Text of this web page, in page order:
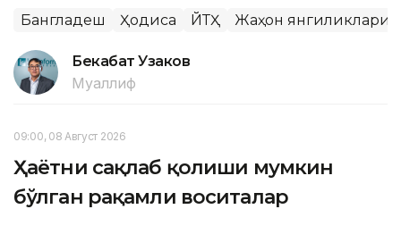
Бангладеш Ҳодиса ЙТҲ Жаҳон янгиликлари
Бекабат Узаков
Муаллиф
09:00, 08 Август 2026
Ҳаётни сақлаб қолиши мумкин
бўлган рақамли воситалар